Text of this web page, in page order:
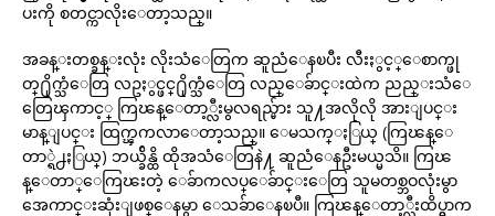
ပးကို စတင္ကာလိုးေတာ့သည္။
အခန္းတစ္ခန္းလုံး လိုးသံေတြက ဆူညံေနၿပီး လီးႏွင့္ေစာက္ဖု
တ္႐ိုက္သံေတြ လဥႏွင္ဖင္႐ိုက္သံေတြ လည္ေခ်ာင္းထဲက ညည္းသံေ
တြေၾကာင့္ ကြၽန္ေတာ့္လီးမွလရည္မ်ား သူ႔အလိုလို အားျပင္း
မာန္ျပင္း ထြက္ၾကလာေတာ့သည္။ ေမသက္ႏြယ္ (ကြၽန္ေ
တာ္ရဲ႕ႏြယ္) ဘယ္ခ်ိန္ထိ ထိုအသံေတြနဲ႔ ဆူညံေနဦးမယ္မသိ။ ကြၽ
န္ေတာ္ေကြၽးတဲ့ ေခ်ာကလပ္ေခ်ာင္းေတြ သူမတစ္ဘဝလုံးမွာ
အေကာင္းဆုံးျဖစ္ေနမွာ ေသခ်ာေနၿပီ။ ကြၽန္ေတာ့္လီးထိပ္မွာက